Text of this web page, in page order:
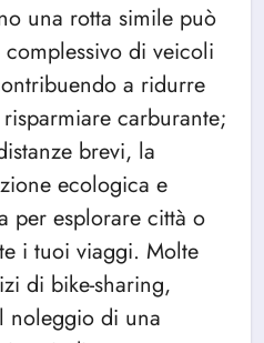
una rotta simile può
di veicoli
a ridurre
carburante;
brevi, la
ecologica e
per esplorare città o
i tuoi viaggi. Molte
di bike-sharing,
noleggio di una